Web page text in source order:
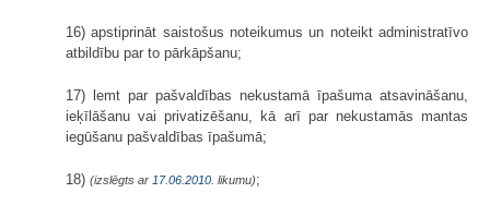
16) apstiprināt saistošus noteikumus un noteikt administratīvo
atbildību par to pārkāpšanu;
17) lemt par pašvaldības nekustamā īpašuma atsavināšanu,
ieķīlāšanu vai privatizēšanu, kā arī par nekustamās mantas
iegūšanu pašvaldības īpašumā;
18) (izslēgts ar 17.06.2010 . likumu);